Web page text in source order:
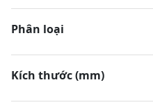
Phân loại
Kích thước (mm)